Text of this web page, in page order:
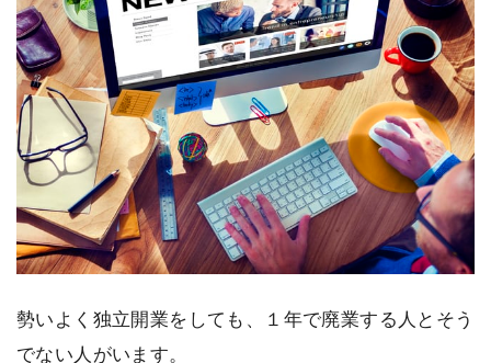
勢いよく独立開業をしても、１年で廃業する人とそう
でない人がいます。